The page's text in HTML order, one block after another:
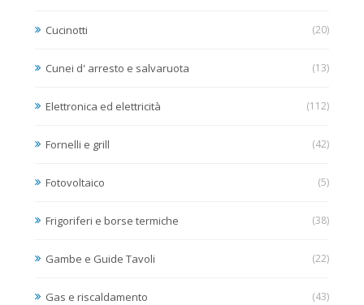
Cucinotti (20)
Cunei d' arresto e salvaruota (13)
Elettronica ed elettricità (112)
Fornelli e grill (42)
Fotovoltaico (5)
Frigoriferi e borse termiche (38)
Gambe e Guide Tavoli (22)
Gas e riscaldamento (43)